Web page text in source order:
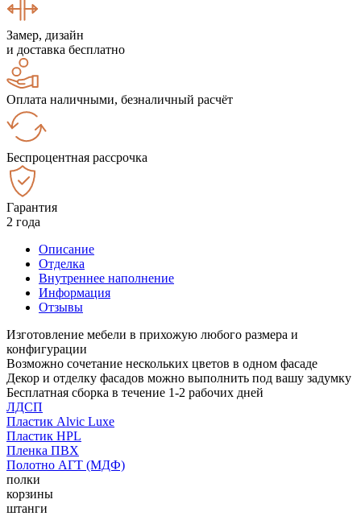
Замер, дизайн
и доставка бесплатно
Оплата наличными, безналичный расчёт
Беспроцентная рассрочка
Гарантия
2 года
Описание
Отделка
Внутреннее наполнение
Информация
Отзывы
Изготовление мебели в прихожую любого размера и
конфигурации
Возможно сочетание нескольких цветов в одном фасаде
Декор и отделку фасадов можно выполнить под вашу задумку
Бесплатная сборка в течение 1-2 рабочих дней
ЛДСП
Пластик Alvic Luxe
Пластик HPL
Пленка ПВХ
Полотно АГТ (МДФ)
полки
корзины
штанги